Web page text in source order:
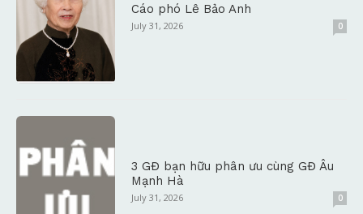
Cáo phó Lê Bảo Anh
July 31, 2026 0
3 GĐ bạn hữu phân ưu cùng GĐ Âu
Mạnh Hà
July 31, 2026 0